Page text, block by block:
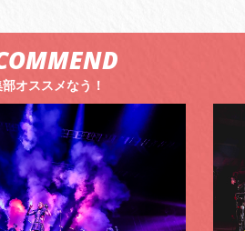
オススメなう！